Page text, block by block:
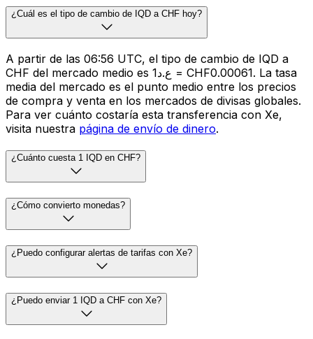
¿Cuál es el tipo de cambio de IQD a CHF hoy?
A partir de las 06:56 UTC, el tipo de cambio de IQD a
CHF del mercado medio es ع.د1 = CHF0.00061. La tasa
media del mercado es el punto medio entre los precios
de compra y venta en los mercados de divisas globales.
Para ver cuánto costaría esta transferencia con Xe,
visita nuestra página de envío de dinero.
¿Cuánto cuesta 1 IQD en CHF?
¿Cómo convierto monedas?
¿Puedo configurar alertas de tarifas con Xe?
¿Puedo enviar 1 IQD a CHF con Xe?